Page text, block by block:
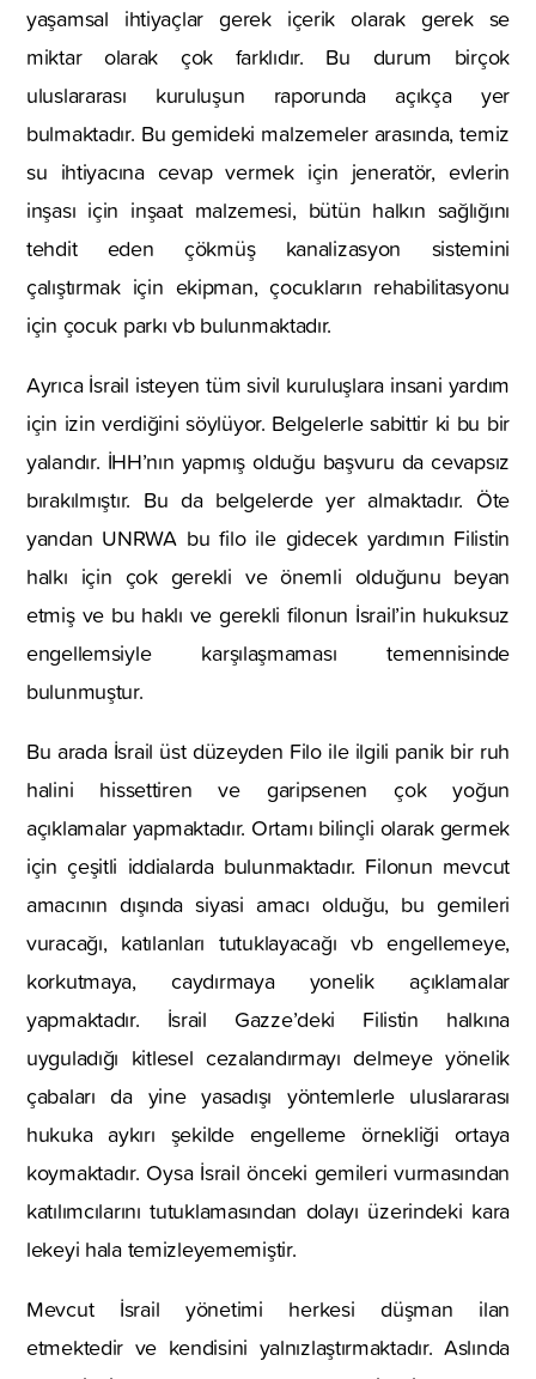
yaşamsal ihtiyaçlar gerek içerik olarak gerek se
miktar olarak çok farklıdır. Bu durum birçok
uluslararası kuruluşun raporunda açıkça yer
bulmaktadır. Bu gemideki malzemeler arasında, temiz
su ihtiyacına cevap vermek için jeneratör, evlerin
inşası için inşaat malzemesi, bütün halkın sağlığını
tehdit eden çökmüş kanalizasyon sistemini
çalıştırmak için ekipman, çocukların rehabilitasyonu
için çocuk parkı vb bulunmaktadır.
Ayrıca İsrail isteyen tüm sivil kuruluşlara insani yardım
için izin verdiğini söylüyor. Belgelerle sabittir ki bu bir
yalandır. İHH’nın yapmış olduğu başvuru da cevapsız
bırakılmıştır. Bu da belgelerde yer almaktadır. Öte
yandan UNRWA bu filo ile gidecek yardımın Filistin
halkı için çok gerekli ve önemli olduğunu beyan
etmiş ve bu haklı ve gerekli filonun İsrail’in hukuksuz
engellemsiyle karşılaşmaması temennisinde
bulunmuştur.
Bu arada İsrail üst düzeyden Filo ile ilgili panik bir ruh
halini hissettiren ve garipsenen çok yoğun
açıklamalar yapmaktadır. Ortamı bilinçli olarak germek
için çeşitli iddialarda bulunmaktadır. Filonun mevcut
amacının dışında siyasi amacı olduğu, bu gemileri
vuracağı, katılanları tutuklayacağı vb engellemeye,
korkutmaya, caydırmaya yonelik açıklamalar
yapmaktadır. İsrail Gazze’deki Filistin halkına
uyguladığı kitlesel cezalandırmayı delmeye yönelik
çabaları da yine yasadışı yöntemlerle uluslararası
hukuka aykırı şekilde engelleme örnekliği ortaya
koymaktadır. Oysa İsrail önceki gemileri vurmasından
katılımcılarını tutuklamasından dolayı üzerindeki kara
lekeyi hala temizleyememiştir.
Mevcut İsrail yönetimi herkesi düşman ilan
etmektedir ve kendisini yalnızlaştırmaktadır. Aslında